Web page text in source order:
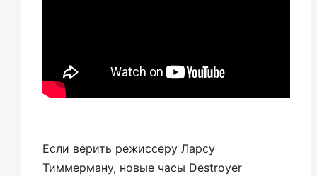
Если верить режиссеру Ларсу
Тиммерману, новые часы Destroyer